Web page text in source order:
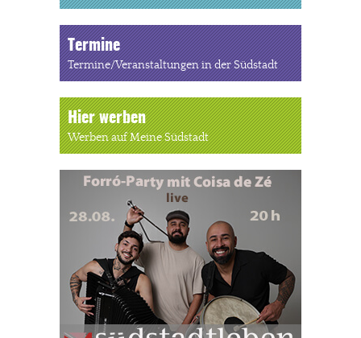
Termine
Termine/Veranstaltungen in der Südstadt
Hier werben
Werben auf Meine Südstadt